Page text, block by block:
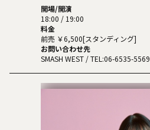
開場/開演
18:00 / 19:00
料金
前売 ￥6,500[スタンディング]
お問い合わせ先
SMASH WEST / TEL:06-6535-5569